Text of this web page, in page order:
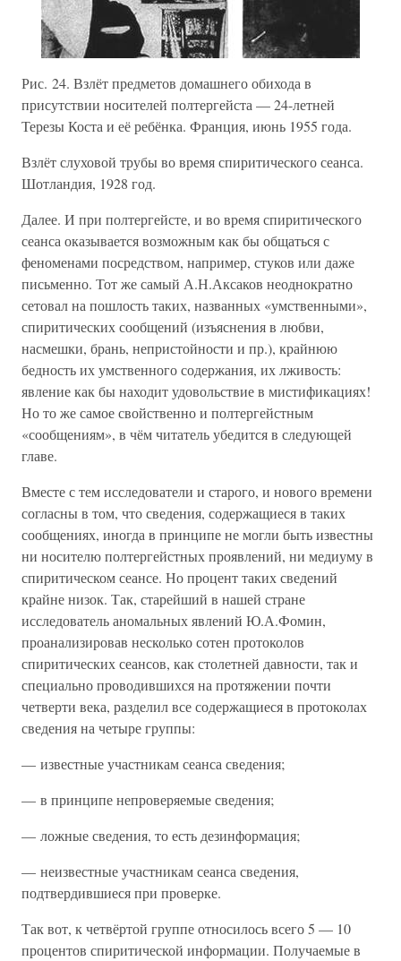
Рис. 24. Взлёт предметов домашнего обихода в
присутствии носителей полтергейста — 24-летней
Терезы Коста и её ребёнка. Франция, июнь 1955 года.
Взлёт слуховой трубы во время спиритического сеанса.
Шотландия, 1928 год.
Далее. И при полтергейсте, и во время спиритического
сеанса оказывается возможным как бы общаться с
феноменами посредством, например, стуков или даже
письменно. Тот же самый А.Н.Аксаков неоднократно
сетовал на пошлость таких, названных «умственными»,
спиритических сообщений (изъяснения в любви,
насмешки, брань, непристойности и пр.), крайнюю
бедность их умственного содержания, их лживость:
явление как бы находит удовольствие в мистификациях!
Но то же самое свойственно и полтергейстным
«сообщениям», в чём читатель убедится в следующей
главе.
Вместе с тем исследователи и старого, и нового времени
согласны в том, что сведения, содержащиеся в таких
сообщениях, иногда в принципе не могли быть известны
ни носителю полтергейстных проявлений, ни медиуму в
спиритическом сеансе. Но процент таких сведений
крайне низок. Так, старейший в нашей стране
исследователь аномальных явлений Ю.А.Фомин,
проанализировав несколько сотен протоколов
спиритических сеансов, как столетней давности, так и
специально проводившихся на протяжении почти
четверти века, разделил все содержащиеся в протоколах
сведения на четыре группы:
— известные участникам сеанса сведения;
— в принципе непроверяемые сведения;
— ложные сведения, то есть дезинформация;
— неизвестные участникам сеанса сведения,
подтвердившиеся при проверке.
Так вот, к четвёртой группе относилось всего 5 — 10
процентов спиритической информации. Получаемые в